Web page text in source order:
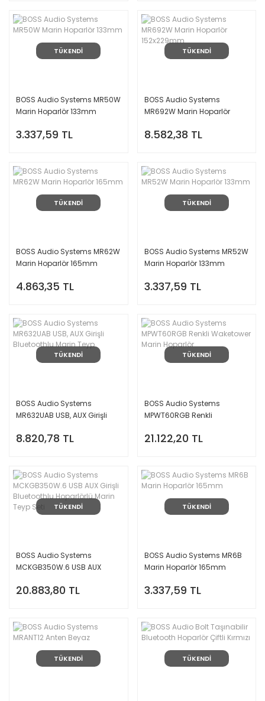
TÜKENDİ
BOSS Audio Systems MR50W
Marin Hoparlör 133mm
3.337,59 TL
TÜKENDİ
BOSS Audio Systems
MR692W Marin Hoparlör
8.582,38 TL
TÜKENDİ
BOSS Audio Systems MR62W
Marin Hoparlör 165mm
4.863,35 TL
TÜKENDİ
BOSS Audio Systems MR52W
Marin Hoparlör 133mm
3.337,59 TL
TÜKENDİ
BOSS Audio Systems
MR632UAB USB, AUX Girişli
8.820,78 TL
TÜKENDİ
BOSS Audio Systems
MPWT60RGB Renkli
21.122,20 TL
TÜKENDİ
BOSS Audio Systems
MCKGB350W.6 USB AUX
Marin Teyp Seti
20.883,80 TL
TÜKENDİ
BOSS Audio Systems MR6B
Marin Hoparlör 165mm
3.337,59 TL
TÜKENDİ TÜKENDİ